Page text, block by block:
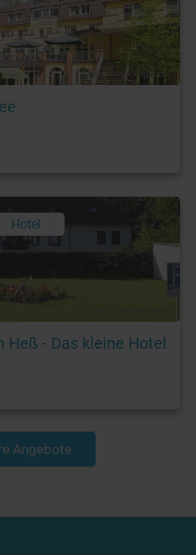
Foto: © booking.com
Hotel
Foto: © booking.com
Heß - Das kleine Hotel
Angebote